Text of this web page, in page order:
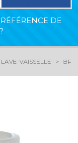
DE
VAISSELLE